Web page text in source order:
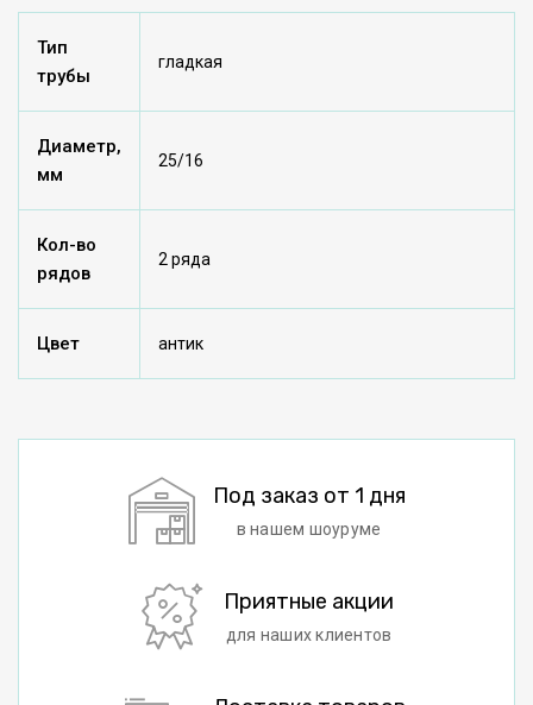
Тип
трубы
гладкая
Диаметр,
мм
25/16
Кол-во
рядов
2 ряда
Цвет антик
Под заказ от 1 дня
в нашем шоуруме
Приятные акции
для наших клиентов